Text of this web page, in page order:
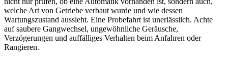
welche Art von Getriebe verbaut wurde und wie dessen
Wartungszustand aussieht. Eine Probefahrt ist unerlässlich. Achte
auf saubere Gangwechsel, ungewöhnliche Geräusche,
Verzögerungen und auffälliges Verhalten beim Anfahren oder
Rangieren.